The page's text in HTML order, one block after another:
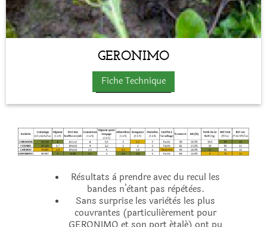
GERONIMO
Fiche Technique
Rèsultats à prendre avec du recul les
bandes n’ètant pas rèpètèes.
Sans surprise les variètès les plus
couvrantes (particuliérement pour